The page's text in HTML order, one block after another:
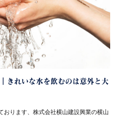
きれいな水を飲むのは意外と大
おります、株式会社横山建設興業の横山